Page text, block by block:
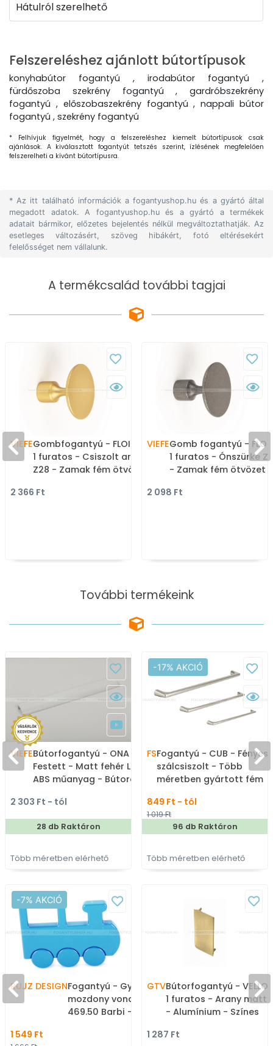
Hátulról szerelhető
Felszereléshez ajánlott bútortípusok
konyhabútor fogantyú , irodabútor fogantyú ,
fürdőszoba szekrény fogantyú , gardróbszekrény
fogantyú , előszobaszekrény fogantyú , nappali bútor
fogantyú , szekrény fogantyú
* Felhívjuk figyelmét, hogy a felszereléshez kiemelt bútortípusok csak
ajánlások. A kiválasztott fogantyút tetszés szerint, ízlésének megfelelően
felszerelheti a kívánt bútortípusra.
* Az itt található információk a fogantyushop.hu és a gyártó által
megadott adatok. A fogantyushop.hu és a gyártó a termékek
adatait bármikor, előzetes bejelentés nélkül megváltoztathatják. Az
esetleges változásért, szöveg hibákért, fotó eltérésekért
felelősséget nem vállalunk.
A termékcsalád további tagjai
VIEFEGombfogantyú - FLOID -
1 furatos - Csiszolt arany
Z28 - Zamak fém ötvözet
gombfogantyú,
2 366 Ft
VIEFEGomb fogantyú -
1 furatos - Ónszürke
- Zamak fém ötvözet -
gombfogantyú,
2 098 Ft
További termékeink
VIEFEBútorfogantyú - ONA 19 7
Festett - Matt fehér LM1 -
ABS műanyag - Bútorajtó
fém fogantyú
2 303 Ft - tól
28 db Raktáron
Több méretben elérhető
-17% AKCIÓ
FSFogantyú - CUB - Fényes
szálcsiszolt - Több
méretben gyártott fém
849 Ft - tól
1 019 Ft
96 db Raktáron
Több méretben elérhető
-7% AKCIÓ
RUJZ DESIGNFogantyú - Gyerek
mozdony vonat 32
469.50 Barbi - furattáv
barby - Farmer szövet -
1 549 Ft
GTVBútorfogantyú - VELLO
1 furatos - Arany matt
- Alumínium - Színes
GOLA profil (arany,
1 287 Ft